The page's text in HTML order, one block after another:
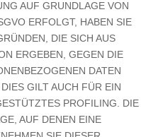
AUF GRUNDLAGE VON
ERFOLGT, HABEN SIE
DIE SICH AUS
ERGEBEN, GEGEN DIE
DATEN
GILT AUCH FÜR EIN
PROFILING. DIE
AUF DENEN EINE